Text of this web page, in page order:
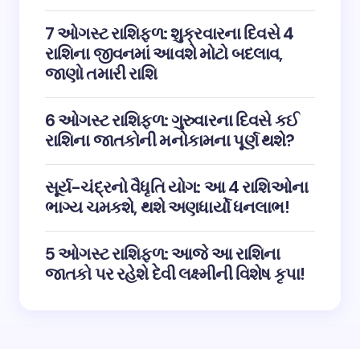
7 ઓગસ્ટ રાશિફળ: શુક્રવારના દિવસે 4
રાશિના જીવનમાં આવશે મોટો બદલાવ,
જાણો તમારી રાશિ
6 ઓગસ્ટ રાશિફળ: ગુરુવારના દિવસે કઈ
રાશિના જાતકોની મનોકામના પૂર્ણ થશે?
સૂર્ય-ચંદ્રનો વૈધૃતિ યોગ: આ 4 રાશિઓના
ભાગ્ય ચમકશે, થશે અણધાર્યો ધનલાભ!
5 ઓગસ્ટ રાશિફળ: આજે આ રાશિના
જાતકો પર રહેશે દેવી લક્ષ્મીની વિશેષ કૃપા!